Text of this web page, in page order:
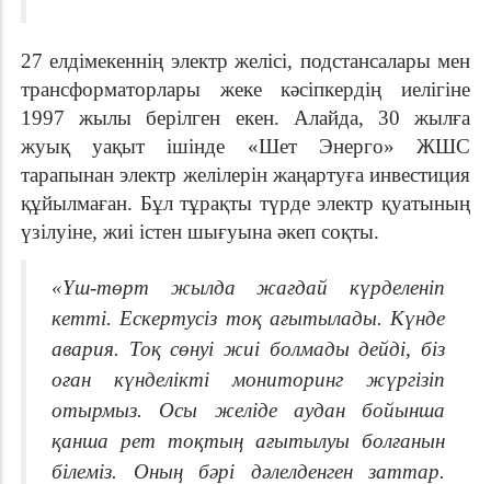
27 елдімекеннің электр желісі, подстансалары мен
трансформаторлары жеке кәсіпкердің иелігіне
1997 жылы берілген екен. Алайда, 30 жылға
жуық уақыт ішінде «Шет Энерго» ЖШС
тарапынан электр желілерін жаңартуға инвестиция
құйылмаған. Бұл тұрақты түрде электр қуатының
үзілуіне, жиі істен шығуына әкеп соқты.
«Үш-төрт жылда жағдай күрделеніп
кетті. Ескертусіз тоқ ағытылады. Күнде
авария. Тоқ сөнуі жиі болмады дейді, біз
оған күнделікті мониторинг жүргізіп
отырмыз. Осы желіде аудан бойынша
қанша рет тоқтың ағытылуы болғанын
білеміз. Оның бәрі дәлелденген заттар.